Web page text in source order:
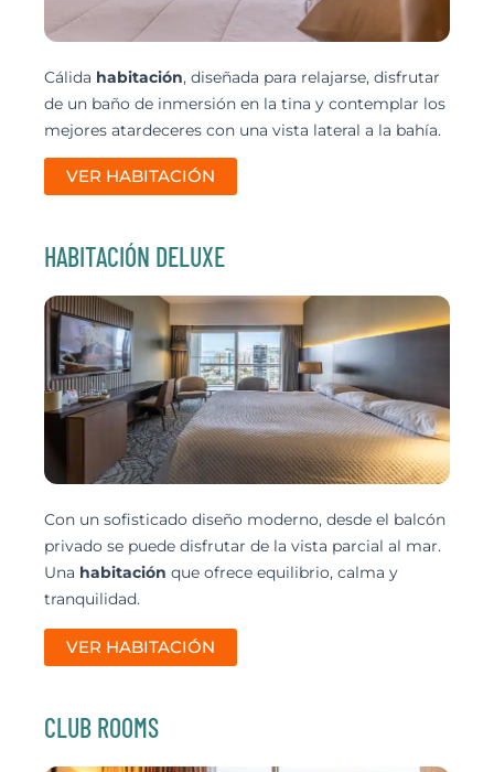
Cálida habitación, diseñada para relajarse, disfrutar
de un baño de inmersión en la tina y contemplar los
mejores atardeceres con una vista lateral a la bahía.
VER HABITACIÓN
HABITACIÓN DELUXE
Con un sofisticado diseño moderno, desde el balcón
privado se puede disfrutar de la vista parcial al mar.
Una habitación que ofrece equilibrio, calma y
tranquilidad.
VER HABITACIÓN
CLUB ROOMS